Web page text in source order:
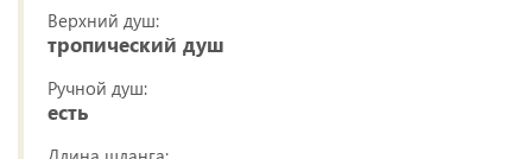
Верхний душ:
тропический душ
Ручной душ:
есть